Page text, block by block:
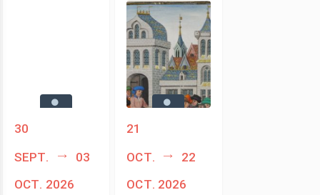
30
sept.
03
oct. 2026
21
oct.
22
oct. 2026